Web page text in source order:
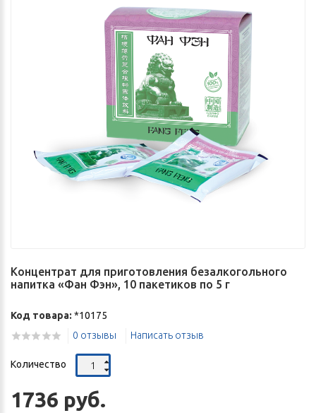
Концентрат для приготовления безалкогольного
напитка «Фан Фэн», 10 пакетиков по 5 г
Код товара: *10175
0 отзывы
Написать отзыв
Количество
1736 руб.